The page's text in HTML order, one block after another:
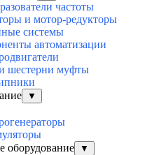
частоты
и мотор-редукторы
системы
автоматизации
шестерни муфты
▼
оборудование
▼